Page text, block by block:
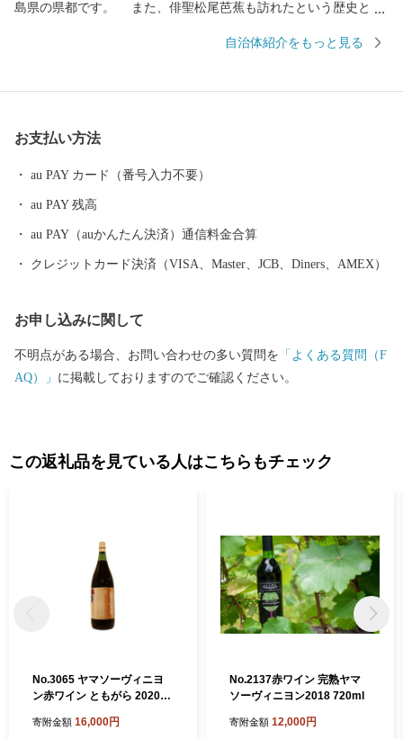
島県の県都です。 また、俳聖松尾芭蕉も訪れたという歴史と伝
温泉」や奥州三高湯の一つに数えられる温泉郷「高湯温泉」とい
国の皆様に親しまれております。
自治体紹介をもっと見る
お支払い方法
au PAY カード（番号入力不要）
au PAY 残高
au PAY（auかんたん決済）通信料金合算
クレジットカード決済（VISA、Master、JCB、Diners、AMEX）
お申し込みに関して
不明点がある場合、お問い合わせの多い質問を 「よくある質問（F
AQ）」 に掲載しておりますのでご確認ください。
この返礼品を見ている人はこちらもチェック
No.3065 ヤマソーヴィニヨ
ン赤ワイン ともがら 2020
寄附金額 16,000円
No.2137赤ワイン 完熟ヤマ
ソーヴィニヨン2018 720ml
寄附金額 12,000円